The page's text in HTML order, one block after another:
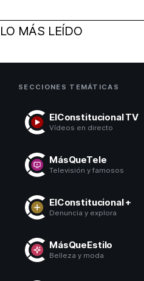
LO MÁS LEÍDO
SECCIONES TEMÁTICAS
ElConstitucional TV
Vídeos en directo
MásQueTele
Televisión y famosos
ElConstitucional +
Denuncia y explora
MásQueEstilo
Belleza y moda